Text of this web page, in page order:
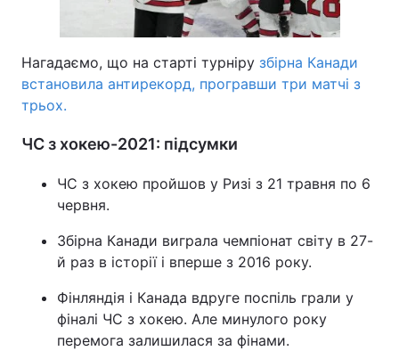
Нагадаємо, що на старті турніру збірна Канади
встановила антирекорд, програвши три матчі з
трьох.
ЧС з хокею-2021: підсумки
ЧС з хокею пройшов у Ризі з 21 травня по 6
червня.
Збірна Канади виграла чемпіонат світу в 27-
й раз в історії і вперше з 2016 року.
Фінляндія і Канада вдруге поспіль грали у
фіналі ЧС з хокею. Але минулого року
перемога залишилася за фінами.